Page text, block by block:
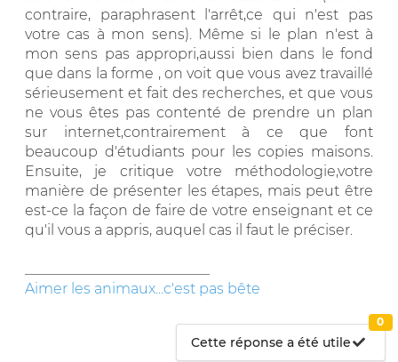
contraire, paraphrasent l'arrêt,ce qui n'est pas
votre cas à mon sens). Même si le plan n'est à
mon sens pas appropri,aussi bien dans le fond
que dans la forme , on voit que vous avez travaillé
sérieusement et fait des recherches, et que vous
ne vous êtes pas contenté de prendre un plan
sur internet,contrairement à ce que font
beaucoup d'étudiants pour les copies maisons.
Ensuite, je critique votre méthodologie,votre
manière de présenter les étapes, mais peut être
est-ce la façon de faire de votre enseignant et ce
qu'il vous a appris, auquel cas il faut le préciser.
Aimer les animaux...c'est pas bête
Cette réponse a été utile
0